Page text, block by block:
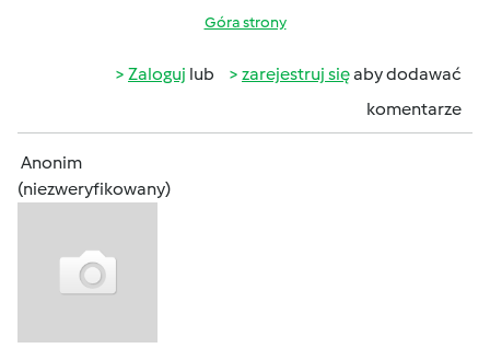
Góra strony
Zaloguj lub zarejestruj sięaby dodawać
komentarze
Anonim
(niezweryfikowany)